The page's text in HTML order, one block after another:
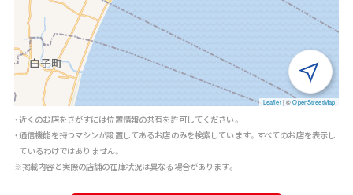
Leaflet |©OpenStreetMap
・近くのお店をさがすには位置情報の共有を許可してください。
・通信機能を持つマシンが設置してあるお店のみを検索しています。すべてのお店を表示し
ているわけではありません。
※掲載内容と実際の店舗の在庫状況は異なる場合があります。